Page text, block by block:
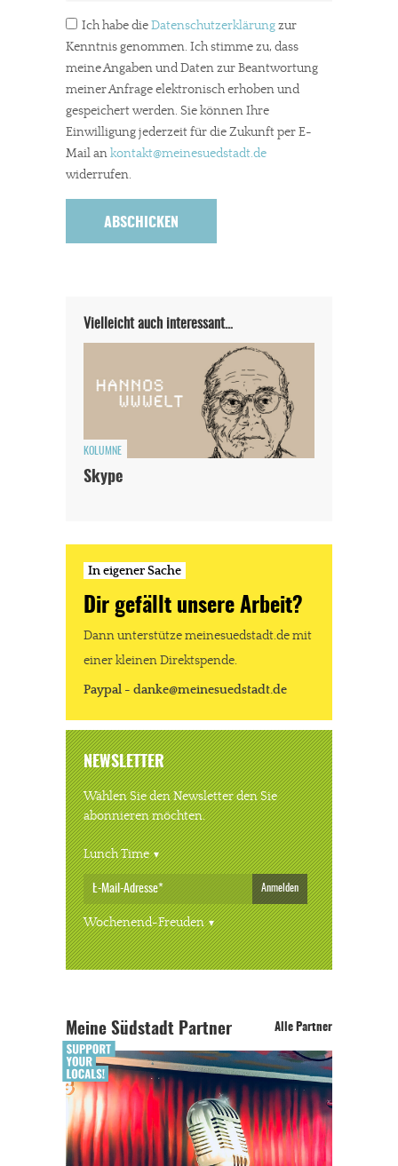
Ich habe dieDatenschutzerklärungzur
Kenntnis genommen. Ich stimme zu, dass
meine Angaben und Daten zur Beantwortung
meiner Anfrage elektronisch erhoben und
gespeichert werden. Sie können Ihre
Einwilligung jederzeit für die Zukunft per E-
Mail ankontakt@meinesuedstadt.de
widerrufen.
Vielleicht auch interessant…
KOLUMNE
Skype
In eigener Sache
Dir gefällt unsere Arbeit?
Dann unterstütze meinesuedstadt.de mit
einer kleinen Direktspende.
Paypal - danke@meinesuedstadt.de
NEWSLETTER
Wählen Sie den Newsletter den Sie
abonnieren möchten.
Lunch Time
Anmelden
Wochenend-Freuden
Meine Südstadt Partner Alle Partner